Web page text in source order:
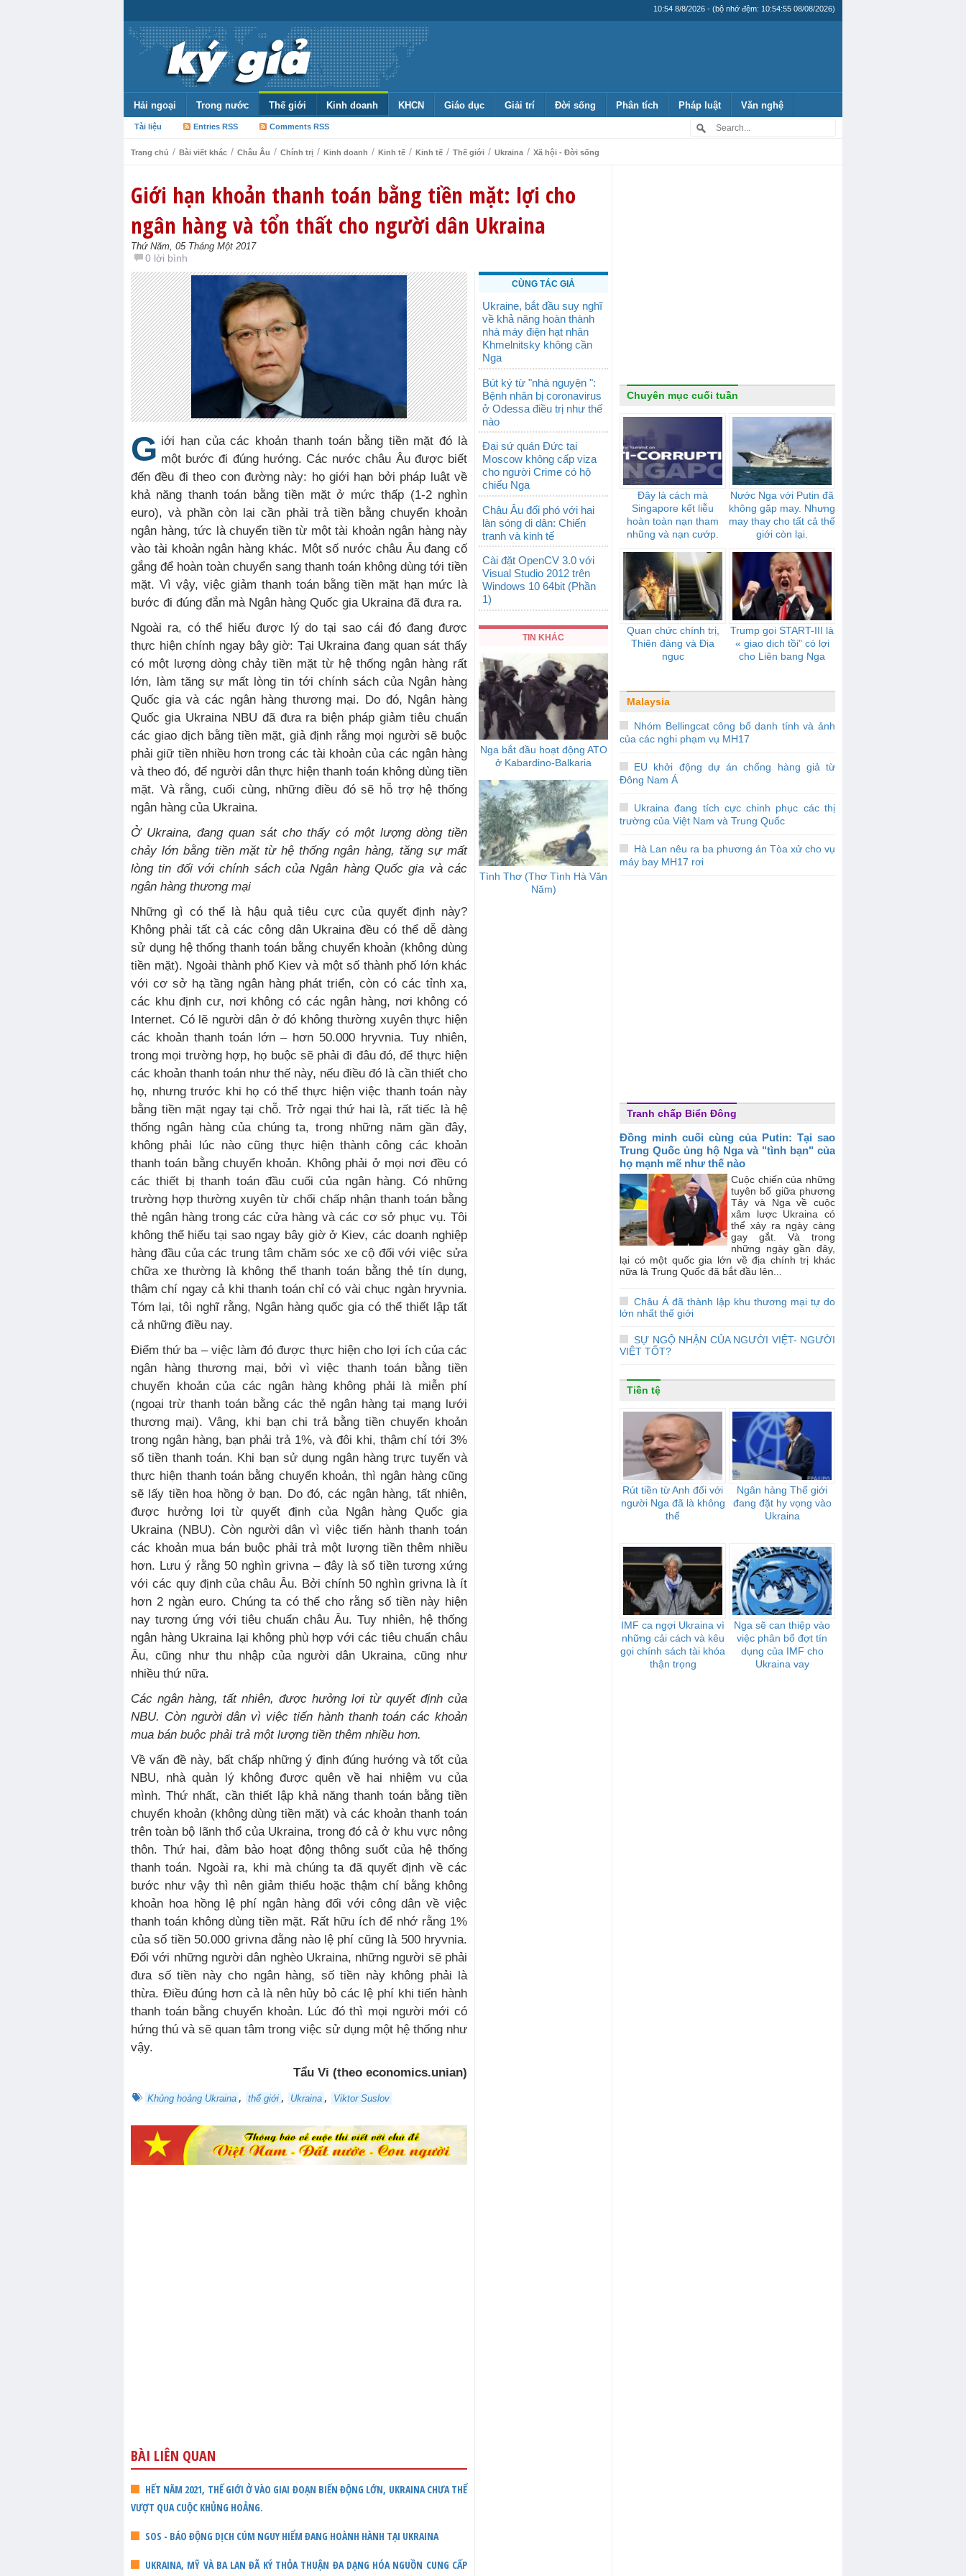
10:54 8/8/2026 - (bộ nhớ đệm: 10:54:55 08/08/2026)
Hải ngoại Trong nước Thế giới Kinh doanh KHCN Giáo dục Giải trí Đời sống Phân tích Pháp luật Văn nghệ
Tài liệu Entries RSS Comments RSS
Trang chủ / Bài viết khác / Châu Âu / Chính trị / Kinh doanh / Kinh tế / Kinh tế / Thế giới / Ukraina / Xã hội - Đời sống
Giới hạn khoản thanh toán bằng tiền mặt: lợi cho
ngân hàng và tổn thất cho người dân Ukraina
Thứ Năm, 05 Tháng Một 2017
0 lời bình
G iới hạn của các khoản thanh toán bằng tiền mặt đó là
một bước đi đúng hướng. Các nước châu Âu được biết
đến đều đi theo con đường này: họ giới hạn bởi pháp luật về
khả năng thanh toán bằng tiền mặt ở mức thấp (1-2 nghìn
euro), và phần còn lại cần phải trả tiền bằng chuyển khoản
ngân hàng, tức là chuyển tiền từ một tài khoản ngân hàng này
vào tài khoản ngân hàng khác. Một số nước châu Âu đang cố
gắng để hoàn toàn chuyển sang thanh toán không dùng tới tiền
mặt. Vì vậy, việc giảm thanh toán bằng tiền mặt hạn mức là
bước đi đúng đắn mà Ngân hàng Quốc gia Ukraina đã đưa ra.
Ngoài ra, có thể hiểu được lý do tại sao cái đó đang được
thực hiện chính ngay bây giờ: Tại Ukraina đang quan sát thấy
có một lượng dòng chảy tiền mặt từ hệ thống ngân hàng rất
lớn, làm tăng sự mất lòng tin tới chính sách của Ngân hàng
Quốc gia và các ngân hàng thương mại. Do đó, Ngân hàng
Quốc gia Ukraina NBU đã đưa ra biện pháp giảm tiêu chuẩn
các giao dịch bằng tiền mặt, giả định rằng mọi người sẽ buộc
phải giữ tiền nhiều hơn trong các tài khoản của các ngân hàng
và theo đó, để người dân thực hiện thanh toán không dùng tiền
mặt. Và rằng, cuối cùng, những điều đó sẽ hỗ trợ hệ thống
ngân hàng của Ukraina.
Ở Ukraina,đang quan sát cho thấycó một lượngdòngtiền
chảy lớn bằng tiền mặt từ hệ thống ngân hàng, tăng sự mất
lòng tin đối với chính sách của Ngân hàng Quốc gia và các
ngân hàng thương mại
Những gì có thể là hậu quả tiêu cực của quyết định này?
Không phải tất cả các công dân Ukraina đều có thể dễ dàng
sử dụng hệ thống thanh toán bằng chuyển khoản (không dùng
tiền mặt). Ngoài thành phố Kiev và một số thành phố lớn khác
với cơ sở hạ tầng ngân hàng phát triển, còn có các tỉnh xa,
các khu định cư, nơi không có các ngân hàng, nơi không có
Internet. Có lẽ người dân ở đó không thường xuyên thực hiện
các khoản thanh toán lớn – hơn 50.000 hryvnia. Tuy nhiên,
trong mọi trường hợp, họ buộc sẽ phải đi đâu đó, để thực hiện
các khoản thanh toán như thế này, nếu điều đó là cần thiết cho
họ, nhưng trước khi họ có thể thực hiện việc thanh toán này
bằng tiền mặt ngay tại chỗ. Trở ngại thứ hai là, rất tiếc là hệ
thống ngân hàng của chúng ta, trong những năm gần đây,
không phải lúc nào cũng thực hiện thành công các khoản
thanh toán bằng chuyển khoản. Không phải ở mọi nơi đều có
các thiết bị thanh toán đầu cuối của ngân hàng. Có những
trường hợp thường xuyên từ chối chấp nhận thanh toán bằng
thẻ ngân hàng trong các cửa hàng và các cơ sở phục vụ. Tôi
không thể hiểu tại sao ngay bây giờ ở Kiev, các doanh nghiệp
hàng đầu của các trung tâm chăm sóc xe cộ đối với việc sửa
chữa xe thường là không thể thanh toán bằng thẻ tín dụng,
thậm chí ngay cả khi thanh toán chỉ có vài chục ngàn hryvnia.
Tóm lại, tôi nghĩ rằng, Ngân hàng quốc gia có thể thiết lập tất
cả những điều nay.
Điểm thứ ba – việc làm đó được thực hiện cho lợi ích của các
ngân hàng thương mại, bởi vì việc thanh toán bằng tiền
chuyển khoản của các ngân hàng không phải là miễn phí
(ngoại trừ thanh toán bằng các thẻ ngân hàng tại mạng lưới
thương mại). Vâng, khi bạn chi trả bằng tiền chuyển khoản
trong ngân hàng, bạn phải trả 1%, và đôi khi, thậm chí tới 3%
số tiền thanh toán. Khi bạn sử dụng ngân hàng trực tuyến và
thực hiện thanh toán bằng chuyển khoản, thì ngân hàng cũng
sẽ lấy tiền hoa hồng ở bạn. Do đó, các ngân hàng, tất nhiên,
được hưởng lợi từ quyết định của Ngân hàng Quốc gia
Ukraina (NBU). Còn người dân vì việc tiến hành thanh toán
các khoản mua bán buộc phải trả một lượng tiền thêm nhiều
hơn. Lưu ý rằng 50 nghìn grivna – đây là số tiền tương xứng
với các quy định của châu Âu. Bởi chính 50 nghìn grivna là ít
hơn 2 ngàn euro. Chúng ta có thể cho rằng số tiền này hiện
nay tương ứng với tiêu chuẩn châu Âu. Tuy nhiên, hệ thống
ngân hàng Ukraina lại không phù hợp với các tiêu chuẩn châu
Âu, cũng như thu nhập của người dân Ukraina, cũng như
nhiều thứ nữa.
Các ngân hàng, tất nhiên, được hưởng lợi từ quyết định của
NBU. Còn người dân vì việc tiến hành thanh toán các khoản
mua bán buộc phải trả một lượng tiền thêm nhiều hơn.
Về vấn đề này, bất chấp những ý định đúng hướng và tốt của
NBU, nhà quản lý không được quên về hai nhiệm vụ của
mình. Thứ nhất, cần thiết lập khả năng thanh toán bằng tiền
chuyển khoản (không dùng tiền mặt) và các khoản thanh toán
trên toàn bộ lãnh thổ của Ukraina, trong đó cả ở khu vực nông
thôn. Thứ hai, đảm bảo hoạt động thông suốt của hệ thống
thanh toán. Ngoài ra, khi mà chúng ta đã quyết định về các
bước như vậy thì nên giảm thiểu hoặc thậm chí bằng không
khoản hoa hồng lệ phí ngân hàng đối với công dân về việc
thanh toán không dùng tiền mặt. Rất hữu ích để nhớ rằng 1%
của số tiền 50.000 grivna đằng nào lệ phí cũng là 500 hryvnia.
Đối với những người dân nghèo Ukraina, những người sẽ phải
đưa số tiền này cho ngân hàng, số tiền này không phải là
thừa. Điều đúng hơn cả là nên hủy bỏ các lệ phí khi tiến hành
thanh toán bằng chuyển khoản. Lúc đó thì mọi người mới có
hứng thú và sẽ quan tâm trong việc sử dụng một hệ thống như
vậy.
Tẩu Vi (theo economics.unian)
Khủng hoảng Ukraina , thế giới , Ukraina , Viktor Suslov
BÀI LIÊN QUAN
HẾT NĂM 2021, THẾ GIỚI Ở VÀO GIAI ĐOẠN BIẾN ĐỘNG LỚN, UKRAINA CHƯA THỂ
VƯỢT QUA CUỘC KHỦNG HOẢNG.
SOS - BÁO ĐỘNG DỊCH CÚM NGUY HIỂM ĐANG HOÀNH HÀNH TẠI UKRAINA
UKRAINA, MỸ VÀ BA LAN ĐÃ KÝ THỎA THUẬN ĐA DẠNG HÓA NGUỒN CUNG CẤP
CÙNG TÁC GIẢ
Ukraine, bắt đầu suy nghĩ
về khả năng hoàn thành
nhà máy điện hạt nhân
Khmelnitsky không cần
Nga
Bút ký từ "nhà nguyện ":
Bệnh nhân bị coronavirus
ở Odessa điều trị như thế
nào
Đại sứ quán Đức tại
Moscow không cấp viza
cho người Crime có hộ
chiếu Nga
Châu Âu đối phó với hai
làn sóng di dân: Chiến
tranh và kinh tế
Cài đặt OpenCV 3.0 với
Visual Studio 2012 trên
Windows 10 64bit (Phần
1)
TIN KHÁC
Nga bắt đầu hoạt động ATO
ở Kabardino-Balkaria
Tình Thơ (Thơ Tình Hà Văn
Năm)
Chuyên mục cuối tuần
Đây là cách mà
Singapore kết liễu
hoàn toàn nạn tham
nhũng và nạn cướp.
Nước Nga với Putin đã
không gặp may. Nhưng
may thay cho tất cả thế
giới còn lại.
Quan chức chính trị,
Thiên đàng và Địa
ngục
Trump gọi START-III là
« giao dịch tồi" có lợi
cho Liên bang Nga
Malaysia
Nhóm Bellingcat công bố danh tính và ảnh
của các nghi phạm vụ MH17
EU khởi động dự án chống hàng giả từ
Đông Nam Á
Ukraina đang tích cực chinh phục các thị
trường của Việt Nam và Trung Quốc
Hà Lan nêu ra ba phương án Tòa xử cho vụ
máy bay MH17 rơi
Tranh chấp Biển Đông
Đồng minh cuối cùng của Putin: Tại sao
Trung Quốc ủng hộ Nga và "tình bạn" của
họ mạnh mẽ như thế nào
Cuộc chiến của những
tuyên bố giữa phương
Tây và Nga về cuộc
xâm lược Ukraina có
thể xảy ra ngày càng
gay gắt. Và trong
những ngày gần đây,
lại có một quốc gia lớn về địa chính trị khác
nữa là Trung Quốc đã bắt đầu lên...
Châu Á đã thành lập khu thương mại tự do
lớn nhất thế giới
SỰ NGỘ NHẬN CỦA NGƯỜI VIỆT- NGƯỜI
VIỆT TỐT?
Tiền tệ
Rút tiền từ Anh đối với
người Nga đã là không
thể
Ngân hàng Thế giới
đang đặt hy vọng vào
Ukraina
IMF ca ngợi Ukraina vì
những cải cách và kêu
gọi chính sách tài khóa
thận trọng
Nga sẽ can thiệp vào
việc phân bổ đợt tín
dụng của IMF cho
Ukraina vay